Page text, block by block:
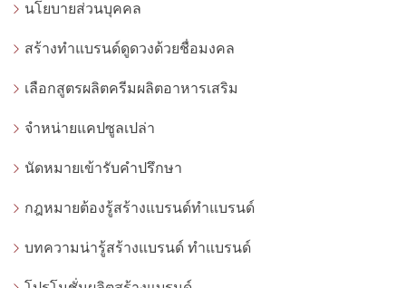
นโยบายส่วนบุคคล
สร้างทำแบรนด์ดูดวงด้วยชื่อมงคล
เลือกสูตรผลิตครีมผลิตอาหารเสริม
จำหน่ายแคปซูลเปล่า
นัดหมายเข้ารับคำปรึกษา
กฎหมายต้องรู้สร้างแบรนด์ทำแบรนด์
บทความน่ารู้สร้างแบรนด์ ทำแบรนด์